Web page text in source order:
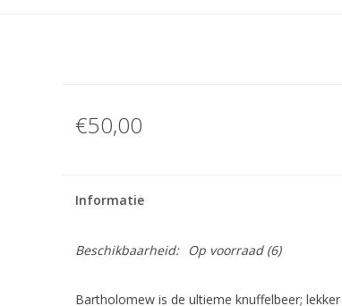
€50,00
Informatie
Beschikbaarheid: Op voorraad(6)
Bartholomew is de ultieme knuffelbeer;